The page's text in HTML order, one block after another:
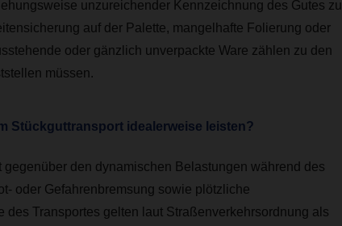
unzureichender Kennzeichnung des Gutes zu
auf der Palette, mangelhafte Folierung oder
oder gänzlich unverpackte Ware zählen zu den
müssen.
Stückguttransport idealerweise leisten?
gegenüber den dynamischen Belastungen während des
oder Gefahrenbremsung sowie plötzliche
des Transportes gelten laut Straßenverkehrsordnung als